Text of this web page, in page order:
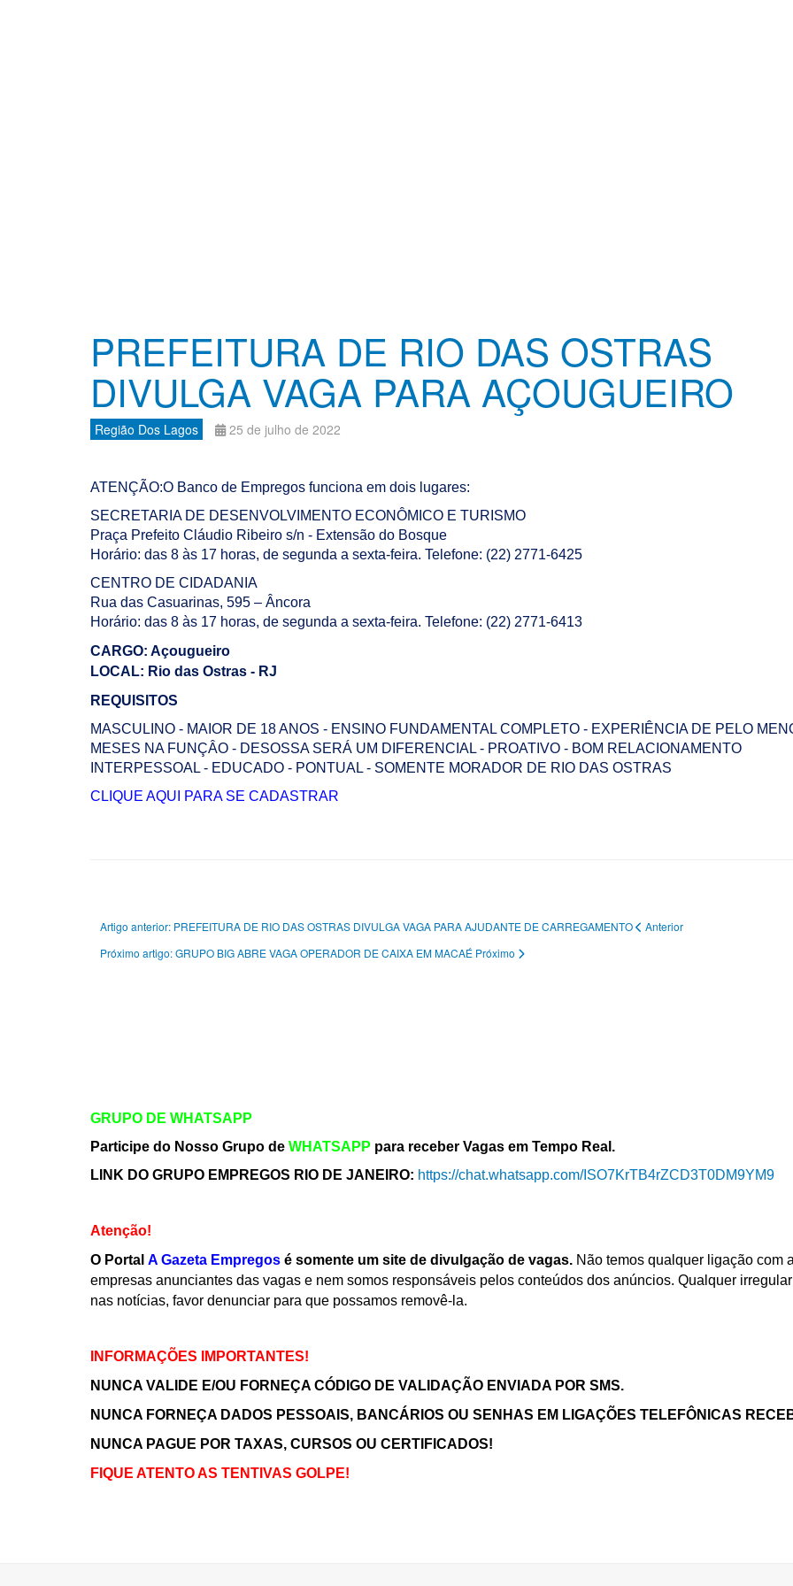
PREFEITURA DE RIO DAS OSTRAS
DIVULGA VAGA PARA AÇOUGUEIRO
Região Dos Lagos 25 de julho de 2022
ATENÇÃO:O Banco de Empregos funciona em dois lugares:
SECRETARIA DE DESENVOLVIMENTO ECONÔMICO E TURISMO
Praça Prefeito Cláudio Ribeiro s/n - Extensão do Bosque
Horário: das 8 às 17 horas, de segunda a sexta-feira. Telefone: (22) 2771-6425
CENTRO DE CIDADANIA
Rua das Casuarinas, 595 – Âncora
Horário: das 8 às 17 horas, de segunda a sexta-feira. Telefone: (22) 2771-6413
CARGO: Açougueiro
LOCAL: Rio das Ostras - RJ
REQUISITOS
MASCULINO - MAIOR DE 18 ANOS - ENSINO FUNDAMENTAL COMPLETO - EXPERIÊNCIA DE PELO
MESES NA FUNÇÂO - DESOSSA SERÁ UM DIFERENCIAL - PROATIVO - BOM RELACIONAMENTO
INTERPESSOAL - EDUCADO - PONTUAL - SOMENTE MORADOR DE RIO DAS OSTRAS
CLIQUE AQUI PARA SE CADASTRAR
Artigo anterior: PREFEITURA DE RIO DAS OSTRAS DIVULGA VAGA PARA AJUDANTE DE CARREGAMENTO
Anterior
Próximo artigo: GRUPO BIG ABRE VAGA OPERADOR DE CAIXA EM MACAÉ Próximo
GRUPO DE WHATSAPP
Participe do Nosso Grupo de WHATSAPP para receber Vagas em Tempo Real.
LINK DO GRUPO EMPREGOS RIO DE JANEIRO: https://chat.whatsapp.com/ISO7KrTB4rZCD3T0DM9YM9
Atenção!
O Portal A Gazeta Empregos é somente um site de divulgação de vagas. Não temos qualquer ligação com
empresas anunciantes das vagas e nem somos responsáveis pelos conteúdos dos anúncios. Qualquer
nas notícias, favor denunciar para que possamos removê-la.
INFORMAÇÕES IMPORTANTES!
NUNCA VALIDE E/OU FORNEÇA CÓDIGO DE VALIDAÇÃO ENVIADA POR SMS.
NUNCA FORNEÇA DADOS PESSOAIS, BANCÁRIOS OU SENHAS EM LIGAÇÕES TELEFÔNICAS
NUNCA PAGUE POR TAXAS, CURSOS OU CERTIFICADOS!
FIQUE ATENTO AS TENTIVAS GOLPE!